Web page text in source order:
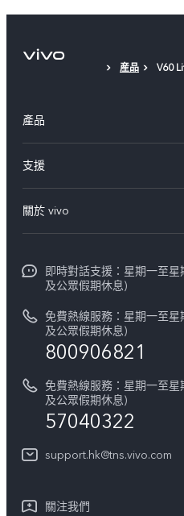
産品 V60
產品
X300
Y21d
支援
服務中心
Funtouch OS
系統升級
零配件價格查詢
IMEI 碼驗證
維修進度
保修條款
客戶服務私隱聲明
關於 vivo
新聞資訊
vivo工作
法律聲明
vivo 私隱中心
即時對話支援：星期一至
及公眾假期休息)
免費熱線服務：星期一至
及公眾假期休息)
800906821
免費熱線服務：星期一至
及公眾假期休息)
57040322
support.hk@tns.vivo.com
關注我們